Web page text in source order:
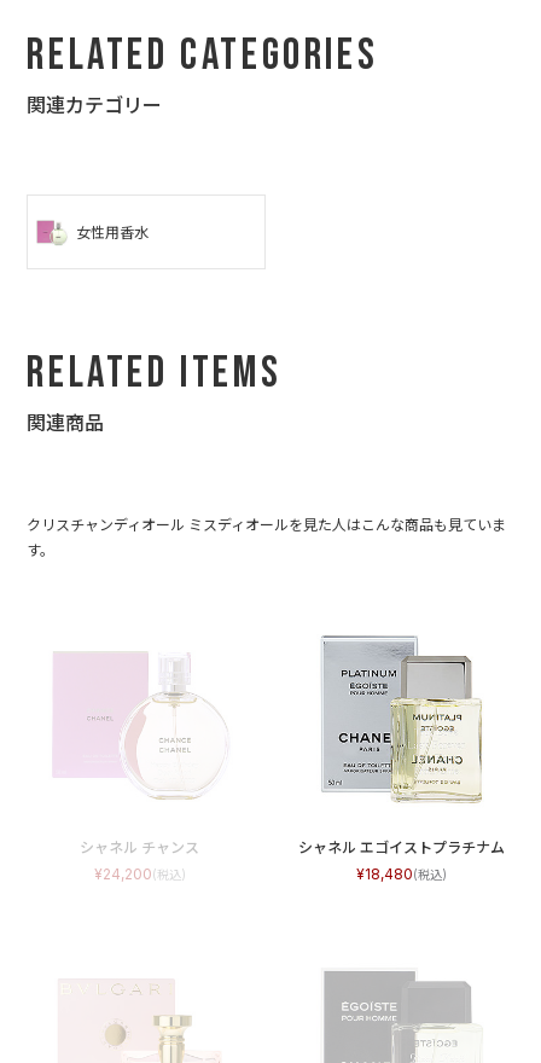
Related Categories
関連カテゴリー
女性用香水
Related Items
関連商品
クリスチャンディオール ミスディオールを見た人はこんな商品も見ていま
す。
シャネル チャンス
24,200
シャネル エゴイストプラチナム
18,480